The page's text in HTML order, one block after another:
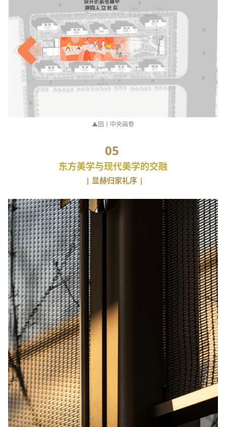
▲园丨中央画卷
05
东方美学与现代美学的交融
| 显赫归家礼序 |